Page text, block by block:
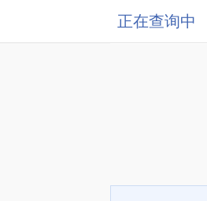
正在查询中